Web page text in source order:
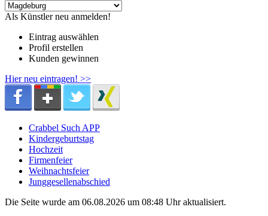
Als Künstler neu anmelden!
Eintrag auswählen
Profil erstellen
Kunden gewinnen
Hier neu eintragen! >>
Crabbel Such APP
Kindergeburtstag
Hochzeit
Firmenfeier
Weihnachtsfeier
Junggesellenabschied
Die Seite wurde am 06.08.2026 um 08:48 Uhr aktualisiert.